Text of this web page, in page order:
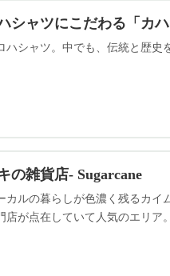
シャツにこだわる「カ
シャツ。中でも、伝統と歴
の雑貨店- Sugarcane
ルの暮らしが色濃く残るカ
が点在していて人気のエリア。